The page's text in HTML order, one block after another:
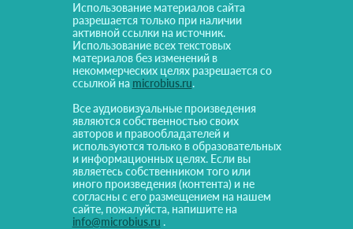
Использование материалов сайта
разрешается только при наличии
активной ссылки на источник.
Использование всех текстовых
материалов без изменений в
некоммерческих целях разрешается со
ссылкой на microbius.ru.
Все аудиовизуальные произведения
являются собственностью своих
авторов и правообладателей и
используются только в образовательных
и информационных целях. Если вы
являетесь собственником того или
иного произведения (контента) и не
согласны с его размещением на нашем
сайте, пожалуйста, напишите на
info@microbius.ru .